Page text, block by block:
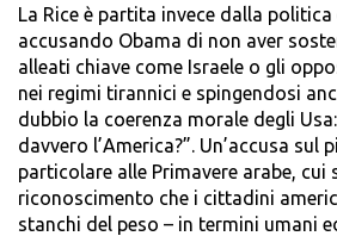
La Rice è partita invece dalla
accusando Obama di non aver
alleati chiave come Israele o gli
nei regimi tirannici e spingendosi
dubbio la coerenza morale degli
davvero l’America?”. Un’accusa sul
particolare alle Primavere arabe, cui
riconoscimento che i cittadini
stanchi del peso – in termini umani